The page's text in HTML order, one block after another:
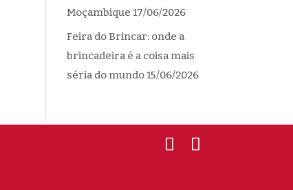
Moçambique 17/06/2026
Feira do Brincar: onde a
brincadeira é a coisa mais
séria do mundo15/06/2026